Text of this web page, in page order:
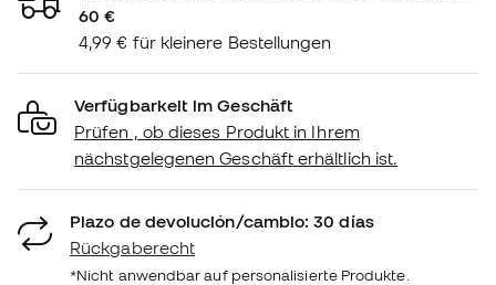
60 €
4,99 € für kleinere Bestellungen
Verfügbarkeit im Geschäft
Prüfen , ob dieses Produkt in Ihrem
nächstgelegenen Geschäft erhältlich ist.
Plazo de devolución/cambio: 30 días
Rückgaberecht
*Nicht anwendbar auf personalisierte Produkte.